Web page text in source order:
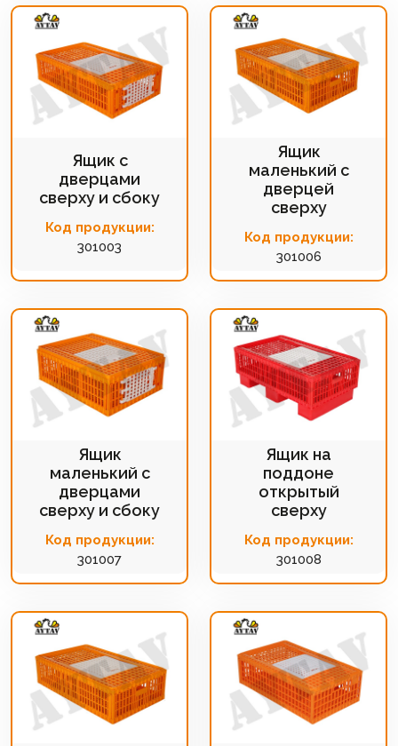
Ящик с
дверцами
сверху и сбоку
Код продукции:
301003
Ящик
маленький с
дверцей
сверху
Код продукции:
301006
Ящик
маленький с
дверцами
сверху и сбоку
Код продукции:
301007
Ящик на
поддоне
открытый
сверху
Код продукции:
301008